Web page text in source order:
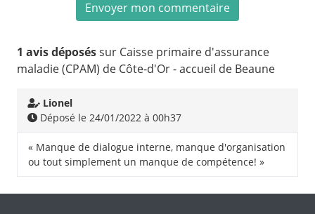
1 avis déposéssur Caisse primaire d'assurance
maladie (CPAM) de Côte-d'Or - accueil de Beaune
Lionel
Déposé le 24/01/2022 à 00h37
« Manque de dialogue interne, manque d'organisation
ou tout simplement un manque de compétence! »